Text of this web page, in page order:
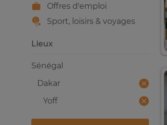
Offres d'emploi
Sport, loisirs & voyages
Lieux
Sénégal
Dakar
Yoff